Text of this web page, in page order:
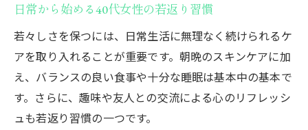
韓国式肌管理で輝く自分へと導く方法
40代女性が選ぶ韓国式肌管理のメリット
大田区で受ける韓国式施術の効果実感
韓国式ケアで肌の若返りを目指す方法
40代女性が知るべき韓国式美容の流れ
日常から始める40代女性の若返り習慣
若々しさを保つには、日常生活に無理なく続けられるケ
アを取り入れることが重要です。朝晩のスキンケアに加
え、バランスの良い食事や十分な睡眠は基本中の基本で
す。さらに、趣味や友人との交流による心のリフレッシ
ュも若返り習慣の一つです。